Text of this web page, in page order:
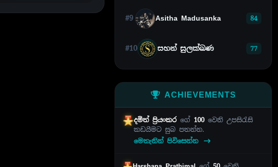
#9 Asitha Madusanka 84
#10 සහන් සුලක්ඛණ 77
ACHIEVEMENTS
දමිත් ප්‍රියංකර ගේ 100වෙනි උපසිරැසි
කඩයීමට සුබ පතන්න.
මෙතැනින් පිවිසෙන්න